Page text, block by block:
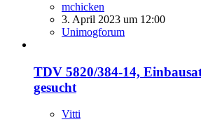
mchicken
3. April 2023 um 12:00
Unimogforum
TDV 5820/384-14,
gesucht
Vitti